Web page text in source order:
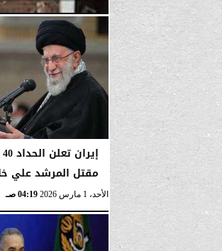
04:23 صـ
مقتل المرشد علي
الأحد، 1 مارس 2026 04:19 صـ